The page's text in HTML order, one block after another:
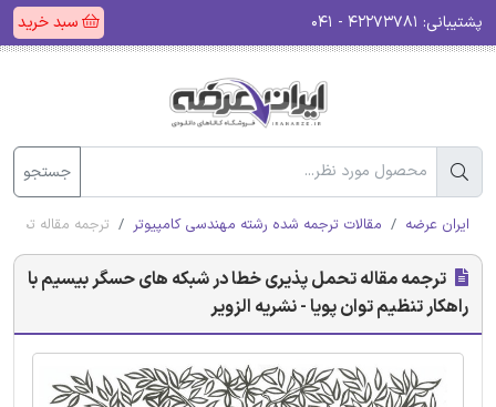
پشتیبانی: سبد خرید
جستجو
ایران عرضه مقالات ترجمه شده رشته مهندسی کامپیوتر ترجمه مقاله
ترجمه مقاله تحمل پذیری خطا در شبکه های حسگر بیسیم با
راهکار تنظیم توان پویا - نشریه الزویر